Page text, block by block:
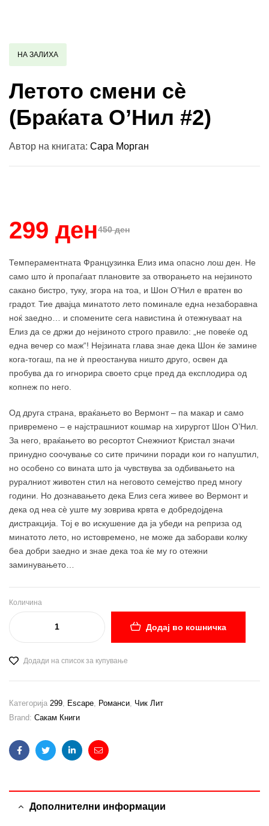
НА ЗАЛИХА
Летото смени сѐ
(Браќата О’Нил #2)
Автор на книгата: Сара Морган
450 ден
299 ден
Темпераментната Французинка Елиз има опасно лош ден. Не
само што ѝ пропаѓаат плановите за отворањето на нејзиното
сакано бистро, туку, згора на тоа, и Шон О’Нил е вратен во
градот. Тие двајца минатото лето поминале една незаборавна
ноќ заедно… и спомените сега навистина ѝ отежнуваат на
Елиз да се држи до нејзиното строго правило: „не повеќе од
една вечер со маж“! Нејзината глава знае дека Шон ќе замине
кога-тогаш, па не ѝ преостанува ништо друго, освен да
пробува да го игнорира своето срце пред да експлодира од
копнеж по него.
Од друга страна, враќањето во Вермонт – па макар и само
привремено – е најстрашниот кошмар на хирургот Шон О’Нил.
За него, враќањето во ресортот Снежниот Кристал значи
принудно соочување со сите причини поради кои го напуштил,
но особено со вината што ја чувствува за одбивањето на
руралниот животен стил на неговото семејство пред многу
години. Но дознавањето дека Елиз сега живее во Вермонт и
дека од неа сѐ уште му зоврива крвта е добредојдена
дистракција. Тој е во искушение да ја убеди на реприза од
минатото лето, но истовремено, не може да заборави колку
беа добри заедно и знае дека тоа ќе му го отежни
заминувањето…
Количина
Додај во кошничка
Додади на список за купување
Категорија 299 Escape Романси Чик Лит
Brand: Сакам Книги
FacebookTwitterLinkedinEmail
Дополнителни информации